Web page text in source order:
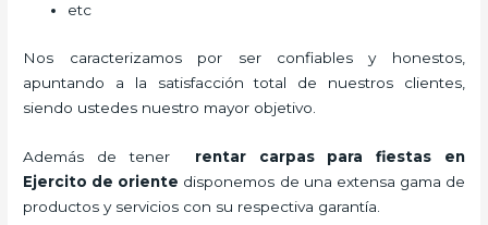
etc
Nos caracterizamos por ser confiables y honestos,
apuntando a la satisfacción total de nuestros clientes,
siendo ustedes nuestro mayor objetivo.
Además de tener rentar carpas para fiestas
en
Ejercito de oriente disponemos de una extensa gama de
productos y servicios con su respectiva garantía.